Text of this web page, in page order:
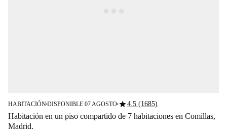
HABITACIÓN■DISPONIBLE 07 AGOSTO■star4.5 (1685)
Habitación en un piso compartido de 7 habitaciones en Comillas,
Madrid.